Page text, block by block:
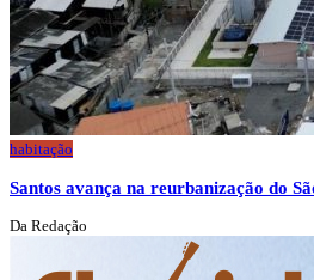
habitação
Santos avança na reurbanização do
Da Redação